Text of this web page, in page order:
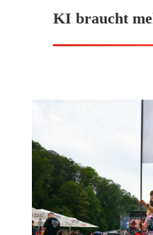
KI braucht